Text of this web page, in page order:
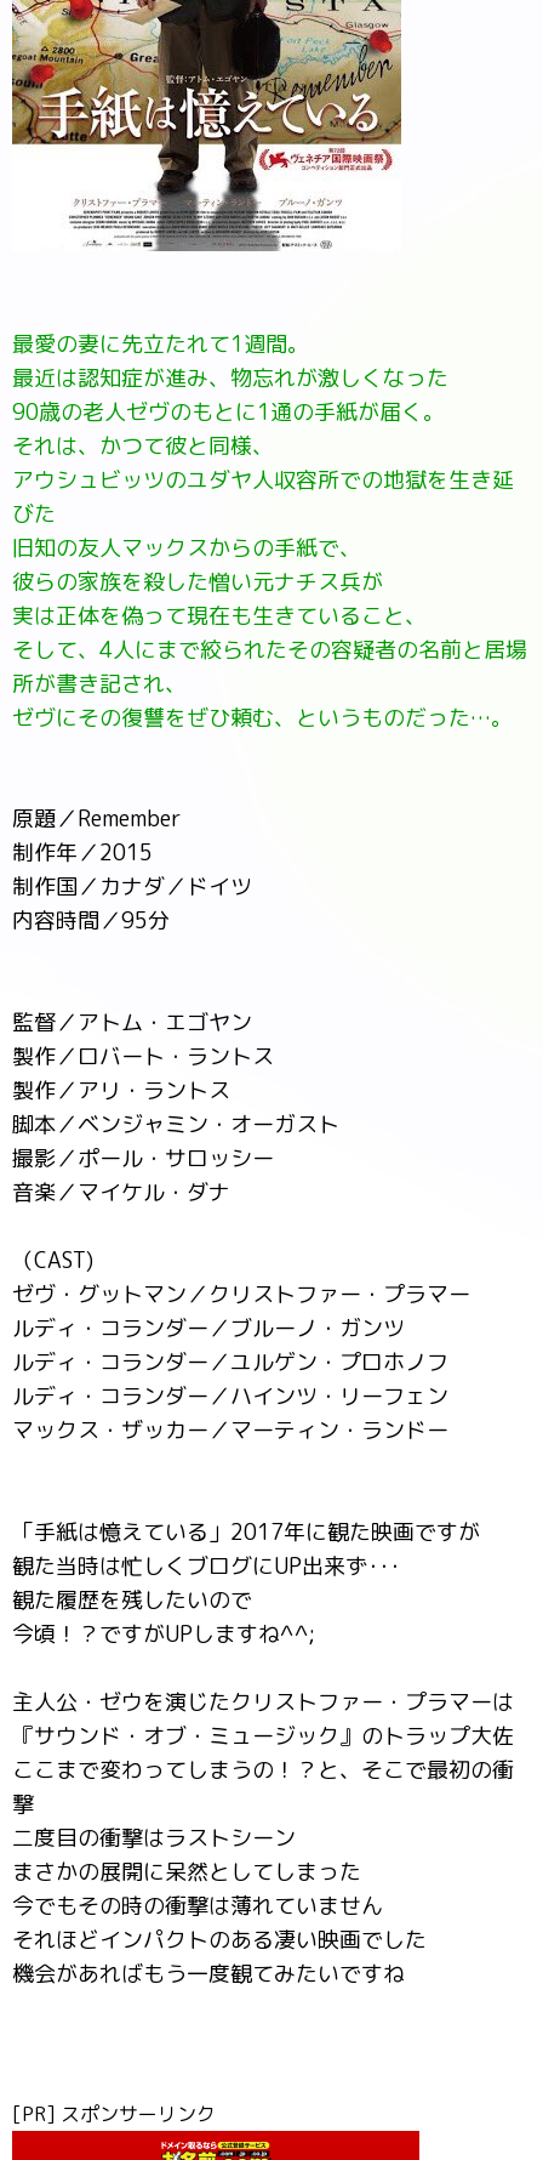
最愛の妻に先立たれて1週間。
最近は認知症が進み、物忘れが激しくなった
90歳の老人ゼヴのもとに1通の手紙が届く。
それは、かつて彼と同様、
アウシュビッツのユダヤ人収容所での地獄を生き延
びた
旧知の友人マックスからの手紙で、
彼らの家族を殺した憎い元ナチス兵が
実は正体を偽って現在も生きていること、
そして、4人にまで絞られたその容疑者の名前と居場
所が書き記され、
ゼヴにその復讐をぜひ頼む、というものだった…。
原題／Remember
制作年／2015
制作国／カナダ／ドイツ
内容時間／95分
監督／アトム・エゴヤン
製作／ロバート・ラントス
製作／アリ・ラントス
脚本／ベンジャミン・オーガスト
撮影／ポール・サロッシー
音楽／マイケル・ダナ
（CAST)
ゼヴ・グットマン／クリストファー・プラマー
ルディ・コランダー／ブルーノ・ガンツ
ルディ・コランダー／ユルゲン・プロホノフ
ルディ・コランダー／ハインツ・リーフェン
マックス・ザッカー／マーティン・ランドー
「手紙は憶えている」2017年に観た映画ですが
観た当時は忙しくブログにUP出来ず･･･
観た履歴を残したいので
今頃！？ですがUPしますね^^;
主人公・ゼウを演じたクリストファー・プラマーは
『サウンド・オブ・ミュージック』のトラップ大佐
ここまで変わってしまうの！？と、そこで最初の衝
撃
二度目の衝撃はラストシーン
まさかの展開に呆然としてしまった
今でもその時の衝撃は薄れていません
それほどインパクトのある凄い映画でした
機会があればもう一度観てみたいですね
[PR] スポンサーリンク